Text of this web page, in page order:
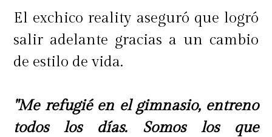
El exchico reality aseguró que logró
salir adelante gracias a un cambio
de estilo de vida.
"Me refugié en el gimnasio, entreno
todos los días. Somos los que